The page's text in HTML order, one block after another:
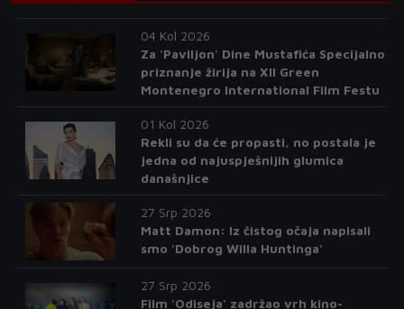
04 Kol 2026
Za 'Paviljon' Dine Mustafića Specijalno
priznanje žirija na XII Green
Montenegro International Film Festu
01 Kol 2026
Rekli su da će propasti, no postala je
jedna od najuspješnijih glumica
današnjice
27 Srp 2026
Matt Damon: Iz čistog očaja napisali
smo 'Dobrog Willa Huntinga'
27 Srp 2026
Film 'Odiseja' zadržao vrh kino-